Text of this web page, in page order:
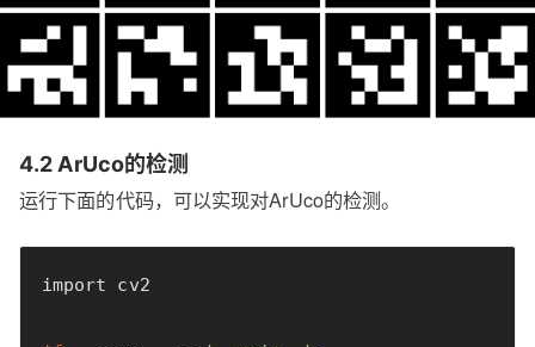
4.2 ArUco的检测
运行下面的代码，可以实现对ArUco的检测。
import cv2